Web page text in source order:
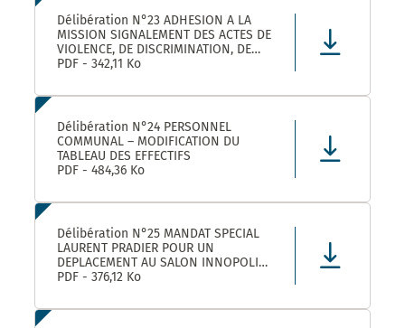
Délibération N°23 ADHESION A LA
MISSION SIGNALEMENT DES ACTES DE
VIOLENCE, DE DISCRIMINATION, DE
HARCELEMENT ET D’AGISSEMENTS
PDF - 342,11 Ko
Délibération N°24 PERSONNEL
COMMUNAL – MODIFICATION DU
TABLEAU DES EFFECTIFS
PDF - 484,36 Ko
Délibération N°25 MANDAT SPECIAL
LAURENT PRADIER POUR UN
DEPLACEMENT AU SALON INNOPOLIS
A PARIS
PDF - 376,12 Ko